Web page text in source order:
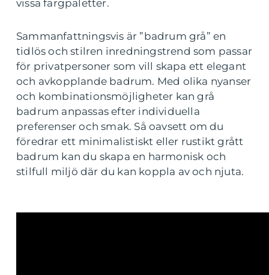
vissa färgpaletter.
Sammanfattningsvis är ”badrum grå” en
tidlös och stilren inredningstrend som passar
för privatpersoner som vill skapa ett elegant
och avkopplande badrum. Med olika nyanser
och kombinationsmöjligheter kan grå
badrum anpassas efter individuella
preferenser och smak. Så oavsett om du
föredrar ett minimalistiskt eller rustikt grått
badrum kan du skapa en harmonisk och
stilfull miljö där du kan koppla av och njuta.